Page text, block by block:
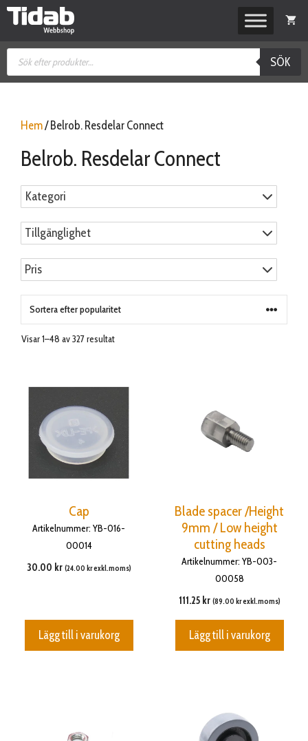
Hoppa
Produktsökning
SÖK
Hem/ Belrob. Resdelar Connect
Belrob. Resdelar Connect
Kategori
Tillgänglighet
Pris
Visar 1–48 av 327 resultat
Cap
Artikelnummer: YB-016-
00014
30.00 kr (24.00 krexkl.moms)
Lägg till i varukorg
Blade spacer /Height
9mm / Low height
cutting heads
Artikelnummer: YB-003-
00058
111.25 kr (89.00 krexkl.moms)
Lägg till i varukorg